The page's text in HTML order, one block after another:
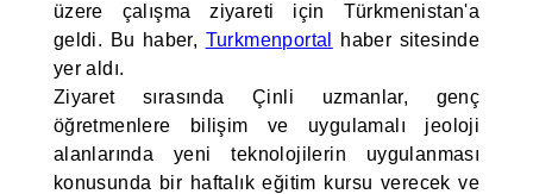
üzere çalışma ziyareti için Türkmenistan'a
geldi. Bu haber, Turkmenportal
haber sitesinde
yer aldı.
Ziyaret sırasında Çinli uzmanlar, genç
öğretmenlere bilişim ve uygulamalı jeoloji
alanlarında yeni teknolojilerin uygulanması
konusunda bir haftalık eğitim kursu verecek ve